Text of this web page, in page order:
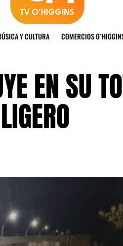
Y CULTURA COMERCIOS
EN SU